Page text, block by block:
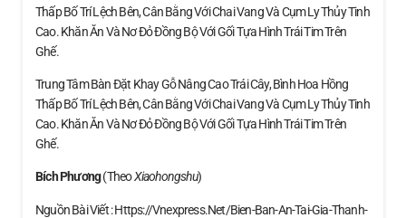
Thấp Bố Trí Lệch Bên, Cân Bằng Với Chai Vang Và Cụm Ly Thủy Tinh
Cao. Khăn Ăn Và Nơ Đỏ Đồng Bộ Với Gối Tựa Hình Trái Tim Trên
Ghế.
Trung Tâm Bàn Đặt Khay Gỗ Nâng Cao Trái Cây, Bình Hoa Hồng
Thấp Bố Trí Lệch Bên, Cân Bằng Với Chai Vang Và Cụm Ly Thủy Tinh
Cao. Khăn Ăn Và Nơ Đỏ Đồng Bộ Với Gối Tựa Hình Trái Tim Trên
Ghế.
Bích Phương(theoXiaohongshu)
Nguồn Bài Viết : Https://vnexpress.net/bien-Ban-An-Tai-Gia-Thanh-